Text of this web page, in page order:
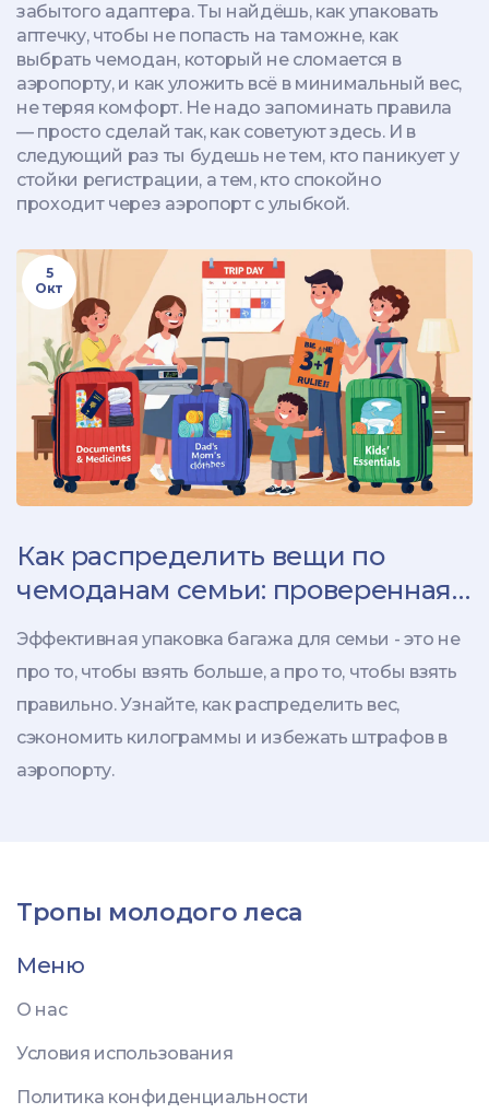
забытого адаптера. Ты найдёшь, как упаковать
аптечку, чтобы не попасть на таможне, как
выбрать чемодан, который не сломается в
аэропорту, и как уложить всё в минимальный вес,
не теряя комфорт. Не надо запоминать правила
— просто сделай так, как советуют здесь. И в
следующий раз ты будешь не тем, кто паникует у
стойки регистрации, а тем, кто спокойно
проходит через аэропорт с улыбкой.
5
Окт
Как распределить вещи по
чемоданам семьи: проверенная
стратегия для комфортных
поездок
Эффективная упаковка багажа для семьи - это не
про то, чтобы взять больше, а про то, чтобы взять
правильно. Узнайте, как распределить вес,
сэкономить килограммы и избежать штрафов в
аэропорту.
Тропы молодого леса
Меню
О нас
Условия использования
Политика конфиденциальности